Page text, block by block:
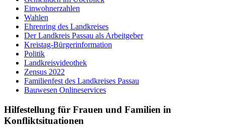
Einwohnerzahlen
Wahlen
Ehrenring des Landkreises
Der Landkreis Passau als Arbeitgeber
Kreistag-Bürgerinformation
Politik
Landkreisvideothek
Zensus 2022
Familienfest des Landkreises Passau
Bauwesen Onlineservices
Hilfestellung für Frauen und Familien in
Konfliktsituationen